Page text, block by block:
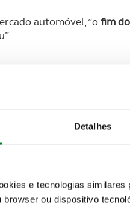
Detalhes
e tecnologias
ou dispositivo
automóvel, “ofim